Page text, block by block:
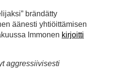
brändätty
äänesti yhtiöittämisen
Immonen kirjoitti
aggressiivisesti